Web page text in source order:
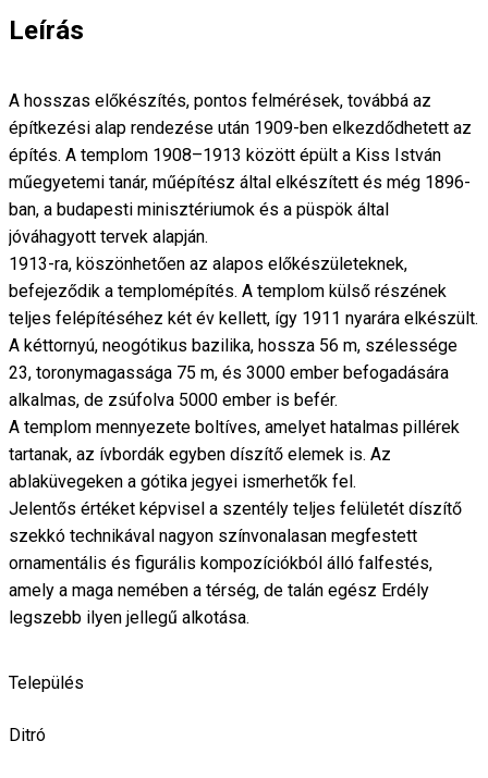
Leírás
A hosszas előkészítés, pontos felmérések, továbbá az
építkezési alap rendezése után 1909-ben elkezdődhetett az
építés. A templom 1908–1913 között épült a Kiss István
műegyetemi tanár, műépítész által elkészített és még 1896-
ban, a budapesti minisztériumok és a püspök által
jóváhagyott tervek alapján.
1913-ra, köszönhetően az alapos előkészületeknek,
befejeződik a templomépítés. A templom külső részének
teljes felépítéséhez két év kellett, így 1911 nyarára elkészült.
A kéttornyú, neogótikus bazilika, hossza 56 m, szélessége
23, toronymagassága 75 m, és 3000 ember befogadására
alkalmas, de zsúfolva 5000 ember is befér.
A templom mennyezete boltíves, amelyet hatalmas pillérek
tartanak, az ívbordák egyben díszítő elemek is. Az
ablaküvegeken a gótika jegyei ismerhetők fel.
Jelentős értéket képvisel a szentély teljes felületét díszítő
szekkó technikával nagyon színvonalasan megfestett
ornamentális és figurális kompozíciókból álló falfestés,
amely a maga nemében a térség, de talán egész Erdély
legszebb ilyen jellegű alkotása.
Település
Ditró